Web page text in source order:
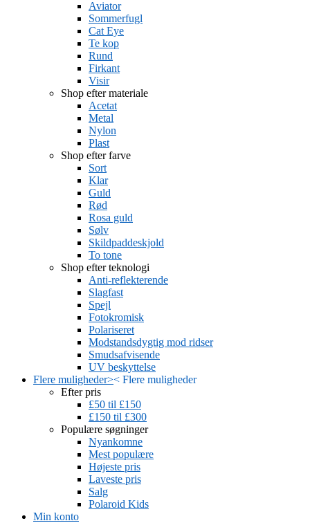
Aviator
Sommerfugl
Cat Eye
Te kop
Rund
Firkant
Visir
Shop efter materiale
Acetat
Metal
Nylon
Plast
Shop efter farve
Sort
Klar
Guld
Rød
Rosa guld
Sølv
Skildpaddeskjold
To tone
Shop efter teknologi
Anti-reflekterende
Slagfast
Spejl
Fotokromisk
Polariseret
Modstandsdygtig mod ridser
Smudsafvisende
UV beskyttelse
Flere muligheder>< Flere muligheder
Efter pris
£50 til £150
£150 til £300
Populære søgninger
Nyankomne
Mest populære
Højeste pris
Laveste pris
Salg
Polaroid Kids
Min konto